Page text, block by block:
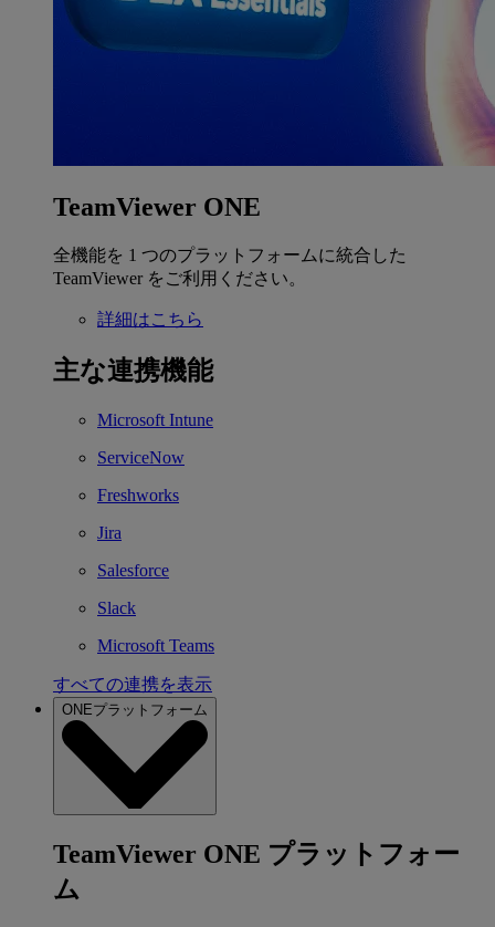
TeamViewer ONE
全機能を 1 つのプラットフォームに統合した
TeamViewer をご利用ください。
詳細はこちら
主な連携機能
Microsoft Intune
ServiceNow
Freshworks
Jira
Salesforce
Slack
Microsoft Teams
すべての連携を表示
ONEプラットフォーム
TeamViewer ONE プラットフォー
ム